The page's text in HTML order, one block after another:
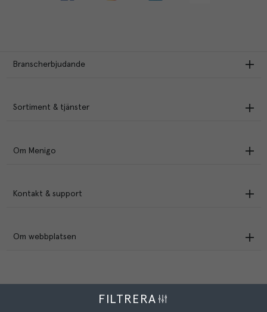
FILTRERA
Branscherbjudande
Sortiment & tjänster
Om Menigo
Kontakt & support
Om webbplatsen
Menigo Foodservice AB